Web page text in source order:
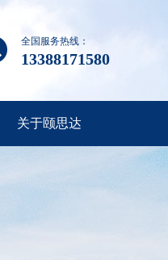
全国服务热线：
13388171580
关于颐思达